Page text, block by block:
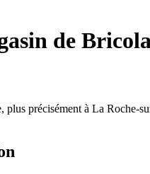
de
précisément à La Roche-